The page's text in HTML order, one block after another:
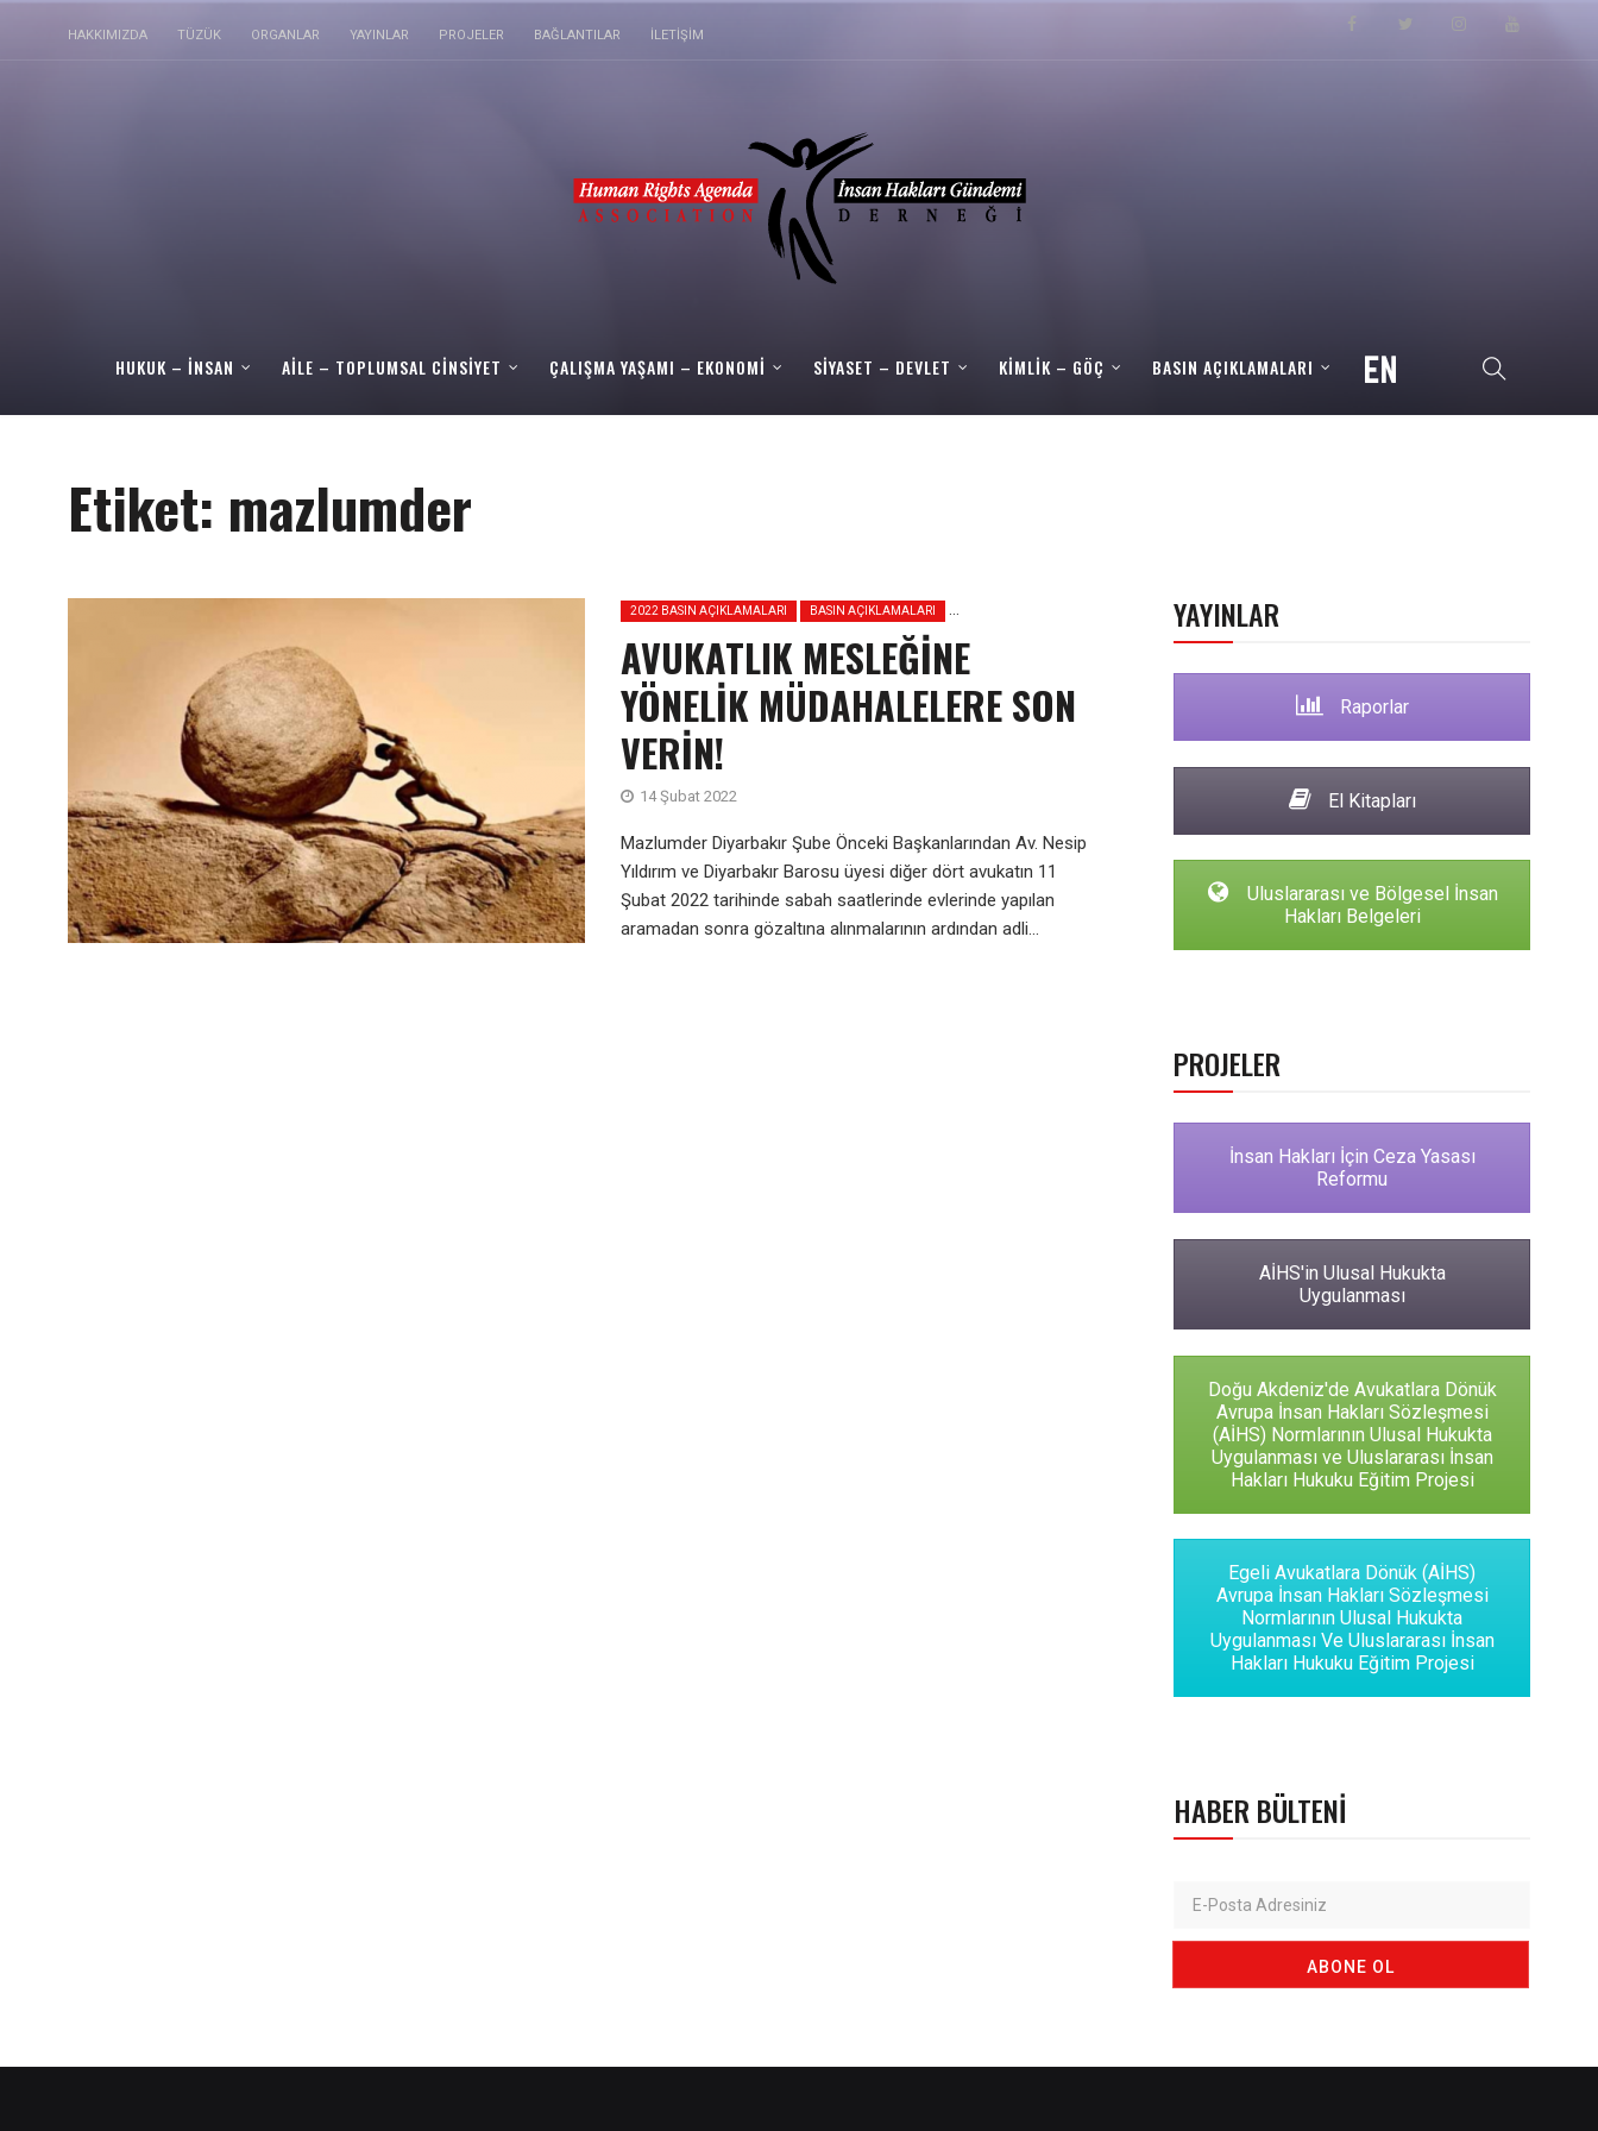
HAKKIMIZDA TÜZÜK ORGANLAR YAYINLAR PROJELER BAĞLANTILAR İLETIŞIM
HUKUK – İNSAN AILE – TOPLUMSAL CINSIYET ÇALIŞMA YAŞAMI – EKONOMI SIYASET – DEVLET KIMLIK – GÖÇ BASIN AÇIKLAMALARI
Etiket: mazlumder
2022 BASIN AÇIKLAMALARI BASIN AÇIKLAMALARI
AVUKATLIK MESLEĞİNE
YÖNELİK MÜDAHALELERE SON
VERİN!
14 Şubat 2022
Mazlumder Diyarbakır Şube Önceki Başkanlarından Av. Nesip
Yıldırım ve Diyarbakır Barosu üyesi diğer dört avukatın 11
Şubat 2022 tarihinde sabah saatlerinde evlerinde yapılan
aramadan sonra gözaltına alınmalarının ardından adli...
YAYINLAR
Raporlar
El Kitapları
Uluslararası ve Bölgesel İnsan
Hakları Belgeleri
PROJELER
İnsan Hakları İçin Ceza Yasası
Reformu
AİHS'in Ulusal Hukukta
Uygulanması
Doğu Akdeniz'de Avukatlara Dönük
Avrupa İnsan Hakları Sözleşmesi
(AİHS) Normlarının Ulusal Hukukta
Uygulanması ve Uluslararası İnsan
Hakları Hukuku Eğitim Projesi
Egeli Avukatlara Dönük (AİHS)
Avrupa İnsan Hakları Sözleşmesi
Normlarının Ulusal Hukukta
Uygulanması Ve Uluslararası İnsan
Hakları Hukuku Eğitim Projesi
HABER BÜLTENI